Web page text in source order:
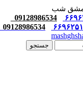
مشق شب
09128986534
09128986534
جستجو